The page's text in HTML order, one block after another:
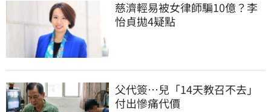
慈濟輕易被女律師騙10億？李
怡貞拋4疑點
父代簽…兒「14天教召不去」
付出慘痛代價